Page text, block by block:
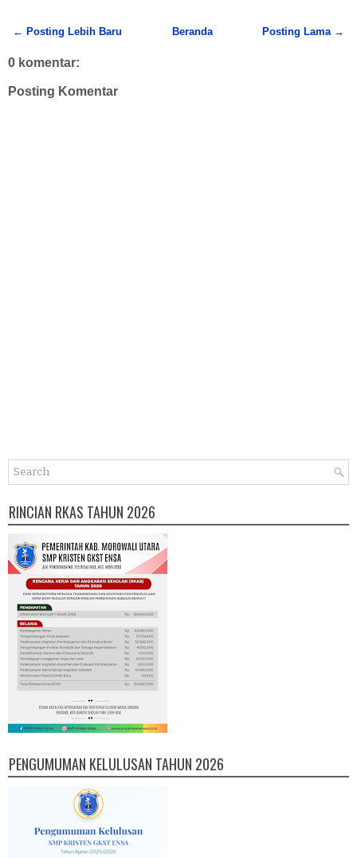
← Posting Lebih Baru Posting Lama →
Beranda
0 komentar:
Posting Komentar
RINCIAN RKAS TAHUN 2026
PENGUMUMAN KELULUSAN TAHUN 2026